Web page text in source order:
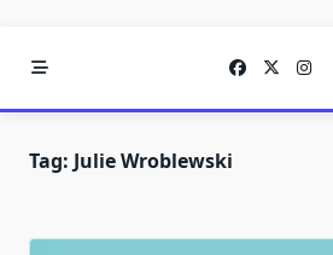
Tag: Julie Wroblewski